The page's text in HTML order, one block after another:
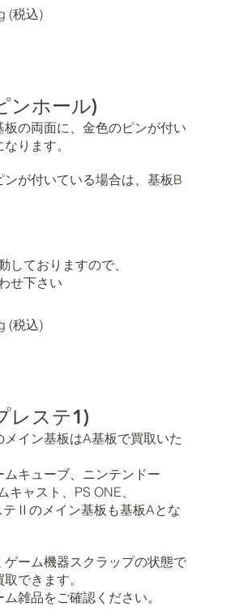
(税込)
ンホール)
しておりますので、
せ下さい
(税込)
板の両面に、金色のピンが付い
ります。
ンが付いている場合は、基板B
レステ1)
メイン基板はA基板で買取いた
ムキューブ、ニンテンドー
キャスト、PS ONE、
テⅡのメイン基板も基板Aとな
ゲーム機器スクラップの状態で
できます。
雑品をご確認ください。